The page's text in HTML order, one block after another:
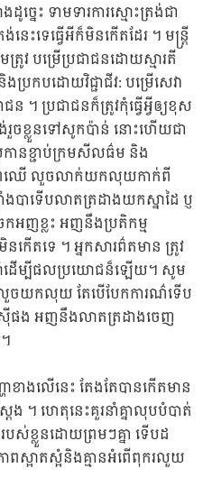
េះ​ ទាមទារការស្មោះត្រង់ជា
នេះទេ​ធ្វើអីក៏មិនកើតដែរ​ ។ មន្ត្រី
ត្រូវ​ បម្រើប្រជាជនដោយស្មារតី
កបដោយវិជ្ជាជីវ:​ បម្រើសេវា
។ ប្រជាជនក៏ត្រូវកុំធ្វើអ្វីឲ្យខុស
រួចខ្លួន​ទៅសូកប៉ាន់​ នោះហើយជា
ានខ្ជាប់ក្រមសីលធ៌ម​ និង
ព្រៃឈើ ​លួចលាក់យកលុយកាក់ពី
បាទើបលាតត្រដាងយកស្នាដៃ​ ប្ញ
ញខ្លះ​ អញនឹងប្រតិកម្ម​
កើតទេ​ ។ អ្នកសារព៌តមាន​ ត្រូវ
ាំដើម្បីផលប្រយោជន៏ឡើយ។ សូម
លួចយកលុយ​ ​តែបើបែកការណ៌ទើប
ផង ​អញនឹងលាតត្រដាង​ចេញ
ខាងលើនេះ​ តែងតែបានកើតមាន
ង​ ។ ហេតុនេះ​គួរនាំគ្នាលុបបំបាត់
ខ្លួន​ដោយព្រមៗគ្នា ទើបដ​
ពស្អាតស្អំ​និងគ្មានអំពើពុករលួយ​